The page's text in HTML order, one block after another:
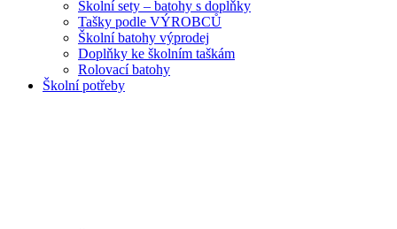
Školní sety – batohy s doplňky
Tašky podle VÝROBCŮ
Školní batohy výprodej
Doplňky ke školním taškám
Rolovací batohy
Školní potřeby